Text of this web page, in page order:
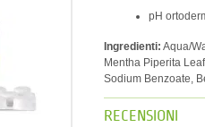
pH
Ingredienti: Aqua/
Mentha Piperita
Sodium Benzoate,
RECENSIONI